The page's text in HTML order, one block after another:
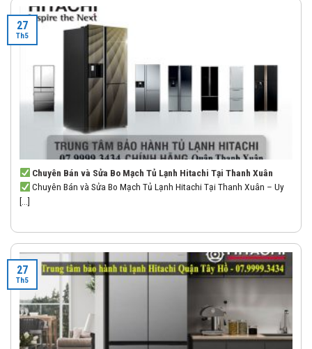
Chuyên Bán và Sửa Bo Mạch Tủ Lạnh Hitachi Tại Thanh Xuân
Chuyên Bán và Sửa Bo Mạch Tủ Lạnh Hitachi Tại Thanh Xuân – Uy
[...]
27
Th5
27
Th5